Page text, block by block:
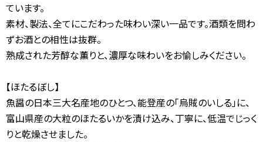
ています。
素材、製法、全てにこだわった味わい深い一品です。酒類を問わ
ずお酒との相性は抜群。
熟成された芳醇な薫りと、濃厚な味わいをお愉しみください。
【ほたるぼし】
魚醤の日本三大名産地のひとつ、能登産の「烏賊のいしる」に、
富山県産の大粒のほたるいかを漬け込み、丁寧に、低温でじっく
りと乾燥させました。